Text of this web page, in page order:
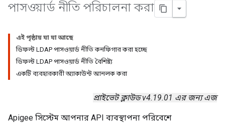
পাসওয়ার্ড নীতি পরিচালনা করা
এই পৃষ্ঠায় যা যা আছে
ডিফল্ট LDAP পাসওয়ার্ড নীতি কনফিগার করা হচ্ছে
ডিফল্ট LDAP পাসওয়ার্ড নীতি বৈশিষ্ট্য
একটি ব্যবহারকারী অ্যাকাউন্ট আনলক করা
প্রাইভেট ক্লাউড v4.19.01 এর জন্য এজ
Apigee সিস্টেম আপনার API ব্যবস্থাপনা পরিবেশে